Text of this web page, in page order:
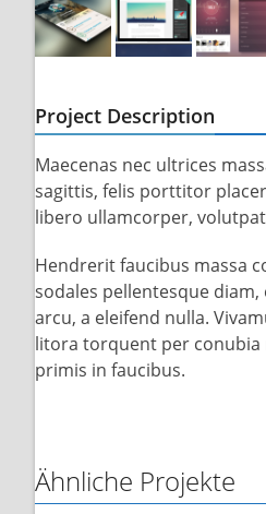
Project Description
Maecenas nec ultrices
sagittis, felis porttitor
libero ullamcorper,
Hendrerit faucibus massa
sodales pellentesque
arcu, a eleifend nulla.
litora torquent per conubia
primis in faucibus.
Ähnliche Projekte